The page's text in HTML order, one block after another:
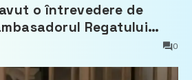
o întrevedere de
Regatului
Duijn
0